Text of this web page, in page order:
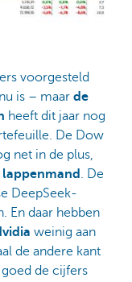
voorgesteld
is – maar de
heeft dit jaar nog
De Dow
net in de plus,
. De
DeepSeek-
En daar hebben
weinig aan
de andere kant
de cijfers